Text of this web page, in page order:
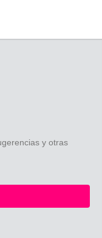
y otras